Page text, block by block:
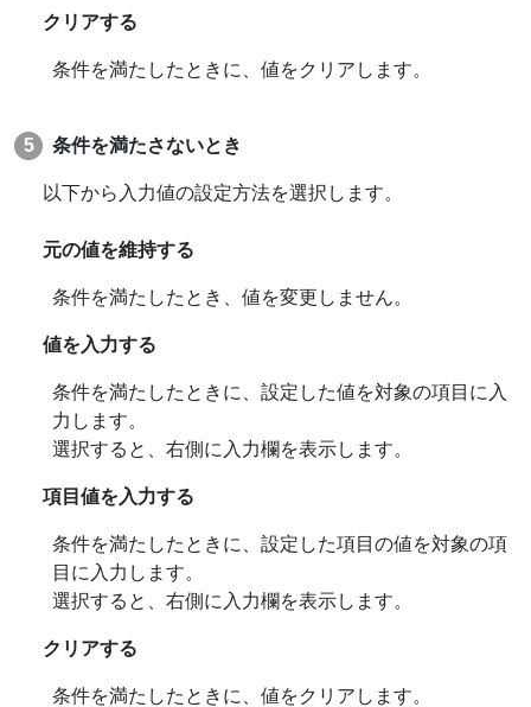
クリアする
条件を満たしたときに、値をクリアします。
条件を満たさないとき
以下から入力値の設定方法を選択します。
元の値を維持する
条件を満たしたとき、値を変更しません。
値を入力する
条件を満たしたときに、設定した値を対象の項目に入
力します。
選択すると、右側に入力欄を表示します。
項目値を入力する
条件を満たしたときに、設定した項目の値を対象の項
目に入力します。
選択すると、右側に入力欄を表示します。
クリアする
条件を満たしたときに、値をクリアします。